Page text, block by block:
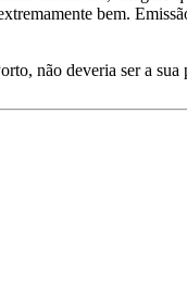
bem.
não deveria ser a sua